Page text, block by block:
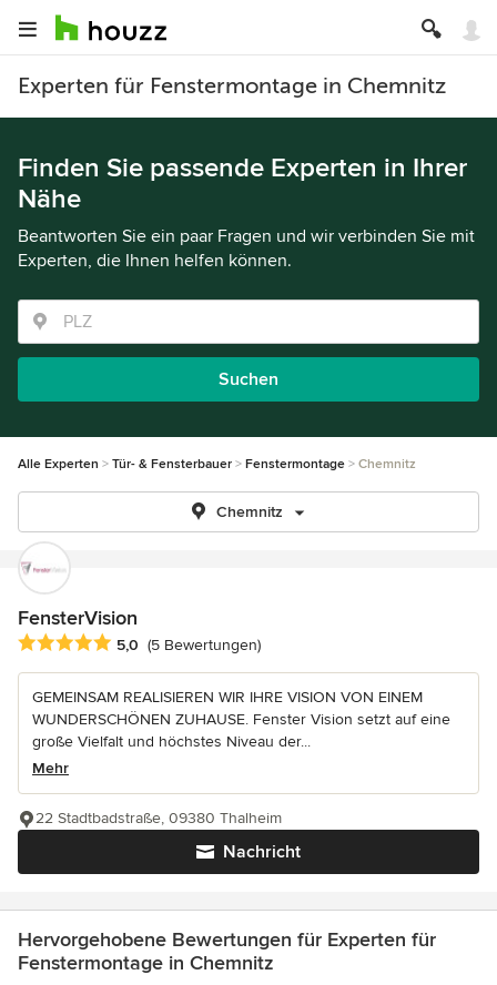
Experten für Fenstermontage in Chemnitz
Finden Sie passende Experten in Ihrer
Nähe
Beantworten Sie ein paar Fragen und wir verbinden Sie mit
Experten, die Ihnen helfen können.
Suchen
Alle Experten Tür- & Fensterbauer Fenstermontage Chemnitz
Chemnitz
FensterVision
Durchschnittliche Bewertung: 5 von 5 Sternen
5,0 (5 Bewertungen)
GEMEINSAM REALISIEREN WIR IHRE VISION VON EINEM
WUNDERSCHÖNEN ZUHAUSE. Fenster Vision setzt auf eine
große Vielfalt und höchstes Niveau der...
Mehr
Nachricht
22 Stadtbadstraße, 09380 Thalheim
Hervorgehobene Bewertungen für Experten für
Fenstermontage in Chemnitz